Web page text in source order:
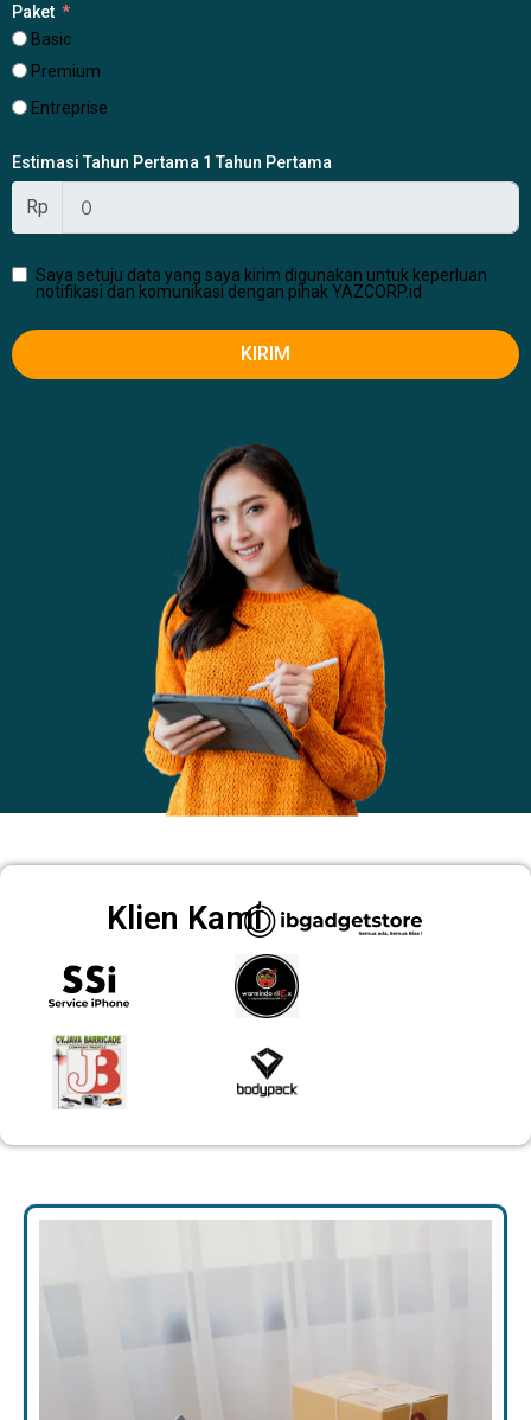
Paket
Basic
Premium
Entreprise
Estimasi Tahun Pertama 1 Tahun Pertama
Rp
Saya setuju data yang saya kirim digunakan untuk keperluan
notifikasi dan komunikasi dengan pihak YAZCORP.id
KIRIM
Klien Kami